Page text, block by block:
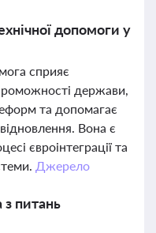
допомоги у
сприяє
держави,
та допомагає
Вона є
євроінтеграції та
Джерело
питань